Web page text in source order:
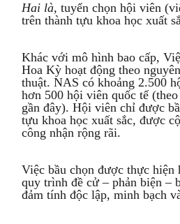
Hai là, tuyển chọn hội viên
trên thành tựu khoa học xuất
Khác với mô hình bao cấp,
Hoa Kỳ hoạt động theo
thuật. NAS có khoảng 2.500
hơn 500 hội viên quốc tế
gần đây). Hội viên chỉ được
tựu khoa học xuất sắc, được
công nhận rộng rãi.
Việc bầu chọn được thực hiện
quy trình đề cử – phản biện –
đảm tính độc lập, minh bạch